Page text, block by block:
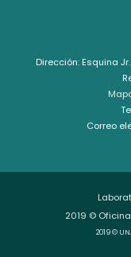
Dirección: Esquina
Correo
2019 ©
2019 ©